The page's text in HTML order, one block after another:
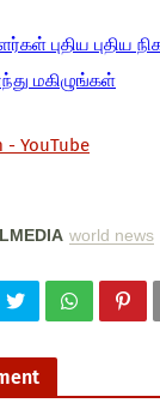
புதிய புதிய
மகிழுங்கள்
- YouTube
world news